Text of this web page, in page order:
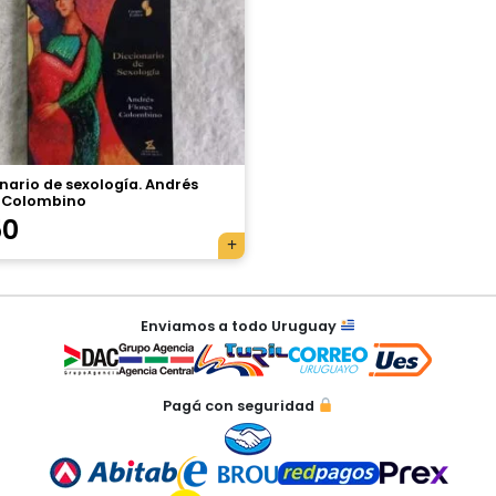
de sexología. Andrés
Colombino
Enviamos a todo Uruguay
Pagá con seguridad